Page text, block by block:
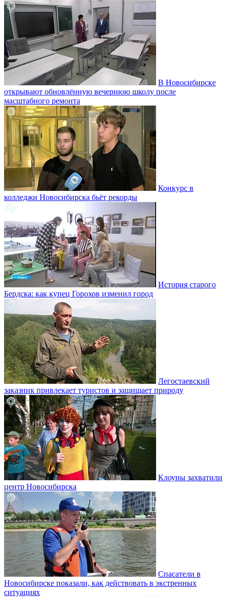
В Новосибирске
открывают обновлённую вечернюю школу после
масштабного ремонта
Конкурс в
колледжи Новосибирска бьёт рекорды
История старого
Бердска: как купец Горохов изменил город
Легостаевский
заказник привлекает туристов и защищает природу
Клоуны захватили
центр Новосибирска
Спасатели в
Новосибирске показали, как действовать в экстренных
ситуациях